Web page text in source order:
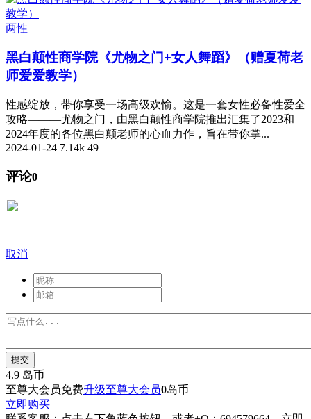
两性
黑白颠性商学院《尤物之门+女人舞蹈》（赠夏荷老
师爱爱教学）
性感绽放，带你享受一场高级欢愉。这是一套女性必备性爱全
攻略———尤物之门，由黑白颠性商学院推出汇集了2023和
2024年度的各位黑白颠老师的心血力作，旨在带你掌...
2024-01-24 7.14k 49
评论0
取消
提交
4.9 岛币
至尊大会员免费升级至尊大会员0岛币
立即购买